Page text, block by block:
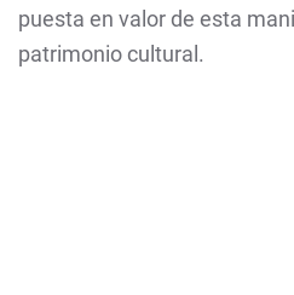
puesta en valor de esta
patrimonio cultural.